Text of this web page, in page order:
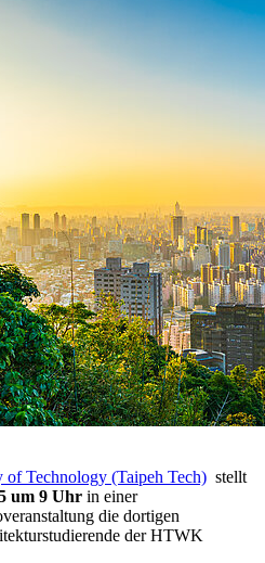
Technology (Taipeh Tech) stellt
um 9 Uhr in einer
die dortigen
der HTWK